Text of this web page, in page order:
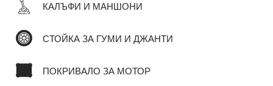
КАЛЪФИ И МАНШОНИ
СТОЙКА ЗА ГУМИ И ДЖАНТИ
ПОКРИВАЛО ЗА МОТОР